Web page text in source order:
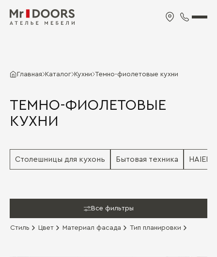
Главная Каталог Кухни Темно-фиолетовые кухни
ТЕМНО-ФИОЛЕТОВЫЕ
КУХНИ
Столешницы для кухонь Бытовая техника HAIER
Все фильтры
Стиль Цвет Материал фасада Тип планировки